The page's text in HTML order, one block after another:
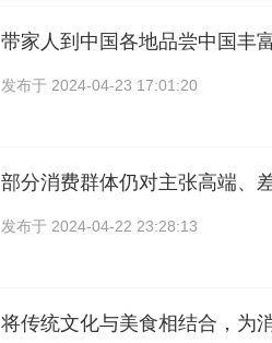
带家人到中国各地品尝中国丰
发布于 2024-04-23 17:01:20
部分消费群体仍对主张高端、
发布于 2024-04-22 23:28:13
将传统文化与美食相结合，为